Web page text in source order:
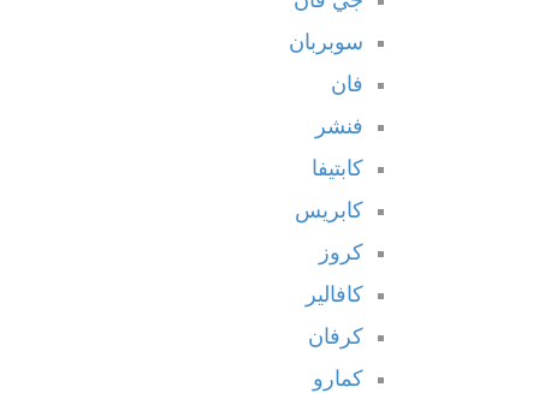
سوبربان
فان
فنشر
كابتيفا
كابريس
كروز
كافالير
كرفان
كمارو